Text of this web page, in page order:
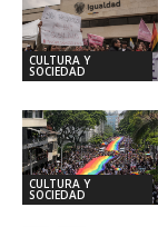
CULTURA Y
SOCIEDAD
CULTURA Y
SOCIEDAD